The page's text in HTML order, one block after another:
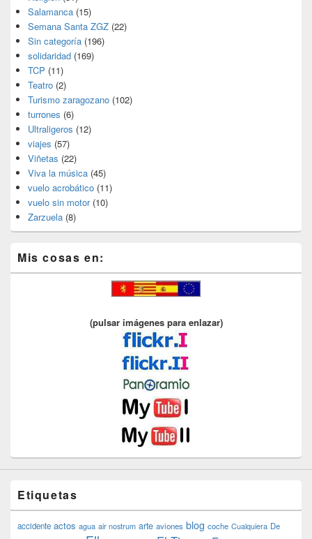
Salamanca (15)
Semana Santa ZGZ (22)
Sin categoría (196)
solidaridad (169)
TCP (11)
Teatro (2)
Turismo zaragozano (102)
turrones (6)
Ultraligeros (12)
viajes (57)
Viñetas (22)
Viva la música (45)
vuelo acrobático (11)
vuelo sin motor(10)
Zarzuela (8)
Mis cosas en:
(pulsar imágenes para enlazar)
Etiquetas
accidente actos agua air nostrum arte aviones blog coche Cualquiera De